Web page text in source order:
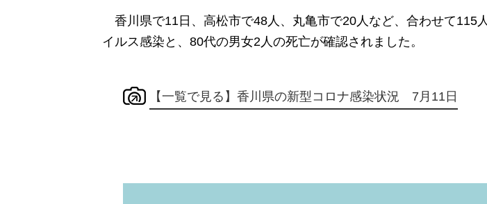
香川県で11日、高松市で48人、丸亀市で20人など、合わせて115
イルス感染と、80代の男女2人の死亡が確認されました。
【一覧で見る】香川県の新型コロナ感染状況 7月11日